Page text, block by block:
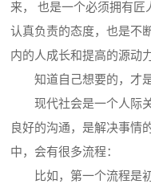
来， 也是一个必须拥有匠
认真负责的态度，也是不
内的人成长和提高的源动力
知道自己想要的，才是
现代社会是一个人际关
良好的沟通，是解决事情
中，会有很多流程：
比如，第一个流程是初